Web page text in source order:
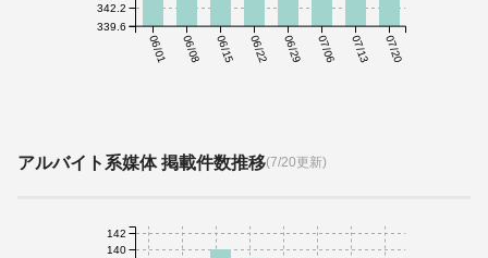
06/01 06/08 06/15 06/22 06/29 07/06 07/13 07/20
339.6
342.2
アルバイト系媒体 掲載件数推移(7/20更新)
140
142